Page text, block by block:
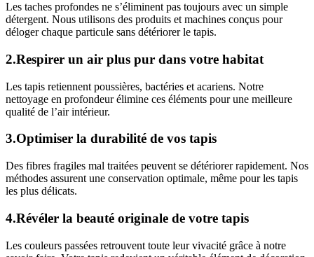
Les taches profondes ne s’éliminent pas toujours avec un simple
détergent. Nous utilisons des produits et machines conçus pour
déloger chaque particule sans détériorer le tapis.
2.Respirer un air plus pur dans votre habitat
Les tapis retiennent poussières, bactéries et acariens. Notre
nettoyage en profondeur élimine ces éléments pour une meilleure
qualité de l’air intérieur.
3.Optimiser la durabilité de vos tapis
Des fibres fragiles mal traitées peuvent se détériorer rapidement. Nos
méthodes assurent une conservation optimale, même pour les tapis
les plus délicats.
4.Révéler la beauté originale de votre tapis
Les couleurs passées retrouvent toute leur vivacité grâce à notre